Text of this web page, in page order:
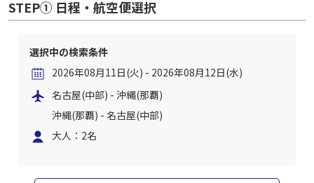
STEP① 日程・航空便選択
選択中の検索条件
2026年08月11日(火) - 2026年08月12日(水)
名古屋(中部) - 沖縄(那覇)
沖縄(那覇) - 名古屋(中部)
大人：2名